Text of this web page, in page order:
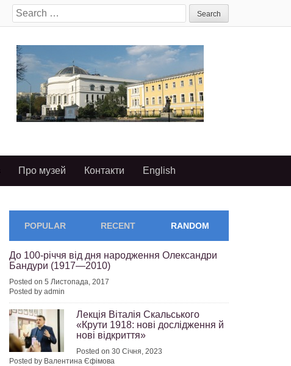
Search
for:
Про музей Контакти English
POPULAR RECENT RANDOM
До 100-річчя від дня народження Олександри
Бандури (1917—2010)
Posted on 5 Листопада, 2017
Posted by admin
Лекція Віталія Скальського
«Крути 1918: нові дослідження й
нові відкриття»
Posted on 30 Січня, 2023
Posted by Валентина Єфімова